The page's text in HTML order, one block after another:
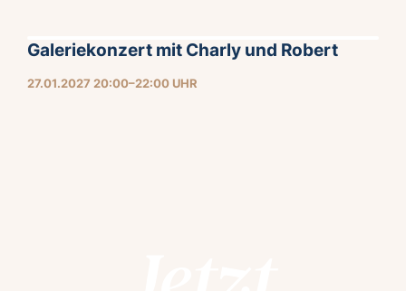
27.01.2027 20:00–22:00 UHR
Galeriekonzert mit Charly und Robert